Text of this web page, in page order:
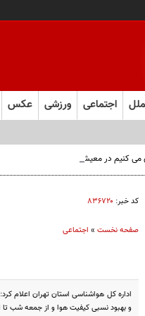
اجتماعی ورزشی عکس
می کنیم در معیشت مردم مشکلی پیش نیاید
کد خبر: ۸۳۶۷۲۰
صفحه نخست» اجتماعی
و بهبود نسبی کیفیت هوا و از جمعه شب تا